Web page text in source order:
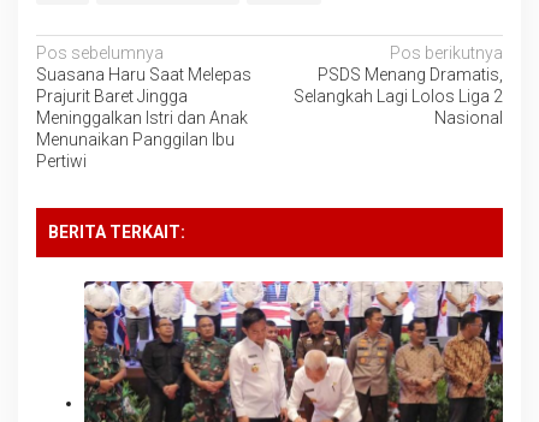
Navigasi
pos
Pos sebelumnya
Suasana Haru Saat Melepas
Prajurit Baret Jingga
Meninggalkan Istri dan Anak
Menunaikan Panggilan Ibu
Pertiwi
Pos berikutnya
PSDS Menang Dramatis,
Selangkah Lagi Lolos Liga 2
Nasional
BERITA TERKAIT: